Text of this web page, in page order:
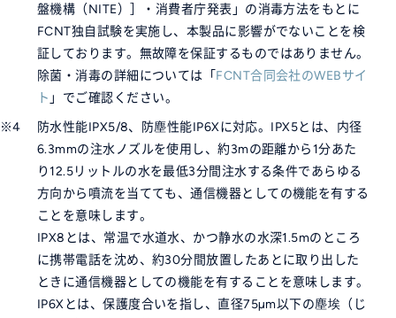
盤機構（NITE）］・消費者庁発表」の消毒方法をもとに
FCNT独自試験を実施し、本製品に影響がでないことを検
証しております。無故障を保証するものではありません。
除菌・消毒の詳細については「 FCNT合同会社のWEBサイ
ト 」でご確認ください。
※4
防水性能IPX5/8、防塵性能IP6Xに対応。IPX5とは、内径
6.3mmの注水ノズルを使用し、約3mの距離から1分あた
り12.5リットルの水を最低3分間注水する条件であらゆる
方向から噴流を当てても、通信機器としての機能を有する
ことを意味します。
IPX8とは、常温で水道水、かつ静水の水深1.5mのところ
に携帯電話を沈め、約30分間放置したあとに取り出した
ときに通信機器としての機能を有することを意味します。
IP6Xとは、保護度合いを指し、直径75µm以下の塵埃（じ